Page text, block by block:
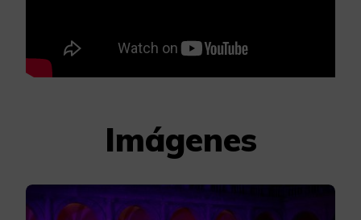
Imágenes